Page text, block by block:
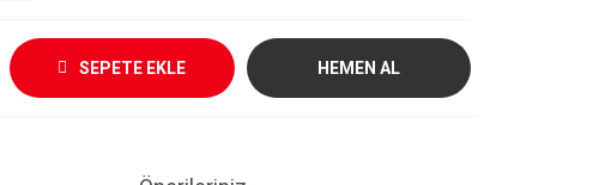
SEPETE EKLE HEMEN AL